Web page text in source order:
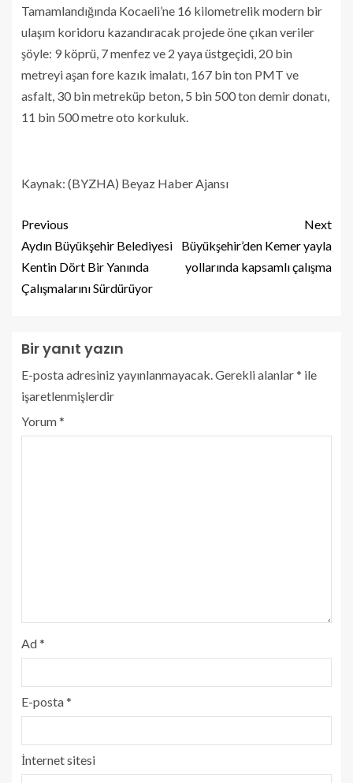
Tamamlandığında Kocaeli’ne 16 kilometrelik modern bir
ulaşım koridoru kazandıracak projede öne çıkan veriler
şöyle: 9 köprü, 7 menfez ve 2 yaya üstgeçidi, 20 bin
metreyi aşan fore kazık imalatı, 167 bin ton PMT ve
asfalt, 30 bin metreküp beton, 5 bin 500 ton demir donatı,
11 bin 500 metre oto korkuluk.
Kaynak: (BYZHA) Beyaz Haber Ajansı
Previous
Aydın Büyükşehir Belediyesi
Kentin Dört Bir Yanında
Çalışmalarını Sürdürüyor
Next
Büyükşehir’den Kemer yayla
yollarında kapsamlı çalışma
Bir yanıt yazın
E-posta adresiniz yayınlanmayacak. Gerekli alanlar* ile
işaretlenmişlerdir
Yorum*
Ad*
E-posta*
İnternet sitesi